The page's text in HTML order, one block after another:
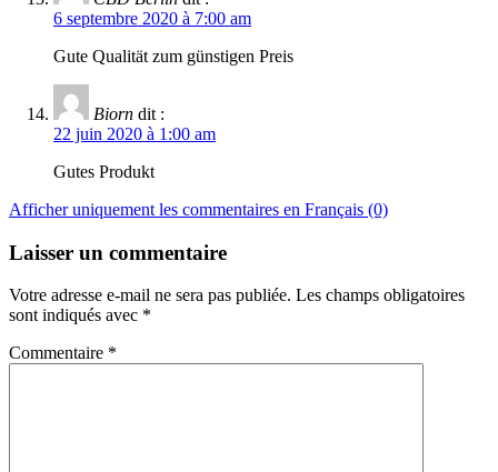
6 septembre 2020 à 7:00 am
Gute Qualität zum günstigen Preis
Biorn dit :
22 juin 2020 à 1:00 am
Gutes Produkt
Afficher uniquement les commentaires en Français (0)
Laisser un commentaire
Votre adresse e-mail ne sera pas publiée. Les champs obligatoires
sont indiqués avec *
Commentaire *